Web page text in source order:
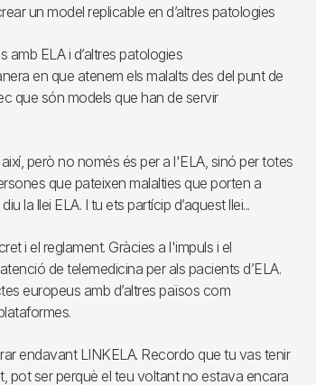
un model replicable en d’altres patologies
amb ELA i d’altres patologies
en que atenem els malalts des del punt de
que són models que han de servir
però no només és per a l'ELA, sinó per totes
que pateixen malalties que porten a
la llei ELA. I tu ets partícip d’aquest llei...
i el reglament. Gràcies a l'impuls i el
de telemedicina per als pacients d’ELA.
europeus amb d’altres països com
endavant LINKELA. Recordo que tu vas tenir
pot ser perquè el teu voltant no estava encara